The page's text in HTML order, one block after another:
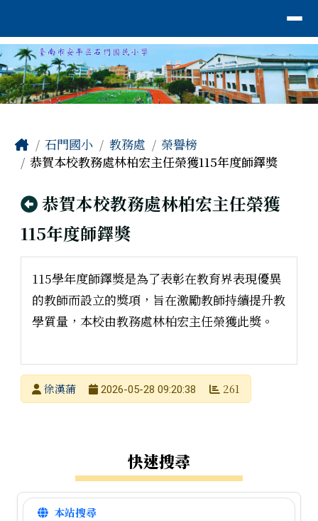
Home石門國小 教務處
榮譽榜
恭賀本校教務處林柏宏主任榮獲115年度師鐸獎
回上頁
恭賀本校教務處林柏宏主任榮獲
115年度師鐸獎
115學年度師鐸獎是為了表彰在教育界表現優異
的教師而設立的獎項，旨在激勵教師持續提升教
學質量，本校由教務處林柏宏主任榮獲此獎。
發布者徐漢蒲
2026-05-28 09:20:38 261
快速搜尋
本站搜尋